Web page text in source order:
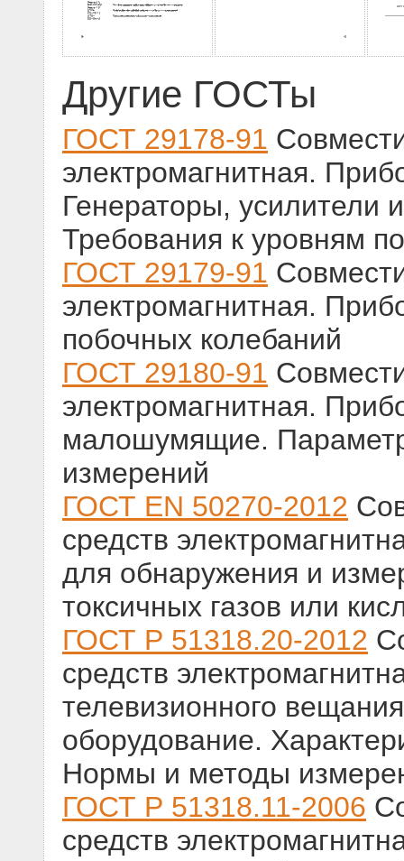
Другие ГОСТы
ГОСТ 29178-91
электромагнитная.
Генераторы, усилители
Требования к уровням
ГОСТ 29179-91
электромагнитная.
побочных колебаний
ГОСТ 29180-91
электромагнитная.
малошумящие.
измерений
ГОСТ EN 50270-2012
средств
для обнаружения и
токсичных газов или
ГОСТ Р 51318.20-2012
средств
телевизионного
оборудование.
Нормы и методы
ГОСТ Р 51318.11-2006
средств